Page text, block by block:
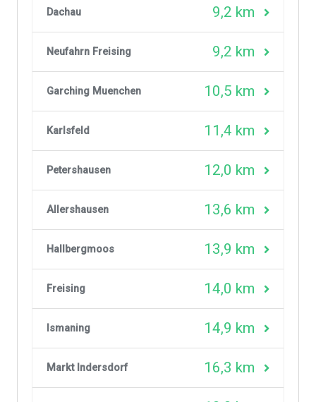
Dachau 9,2 km
Neufahrn Freising 9,2 km
Garching Muenchen 10,5 km
Karlsfeld 11,4 km
Petershausen 12,0 km
Allershausen 13,6 km
Hallbergmoos 13,9 km
Freising 14,0 km
Ismaning 14,9 km
Markt Indersdorf 16,3 km